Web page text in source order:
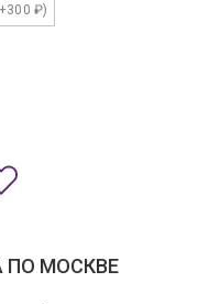
₽)
ПО МОСКВЕ